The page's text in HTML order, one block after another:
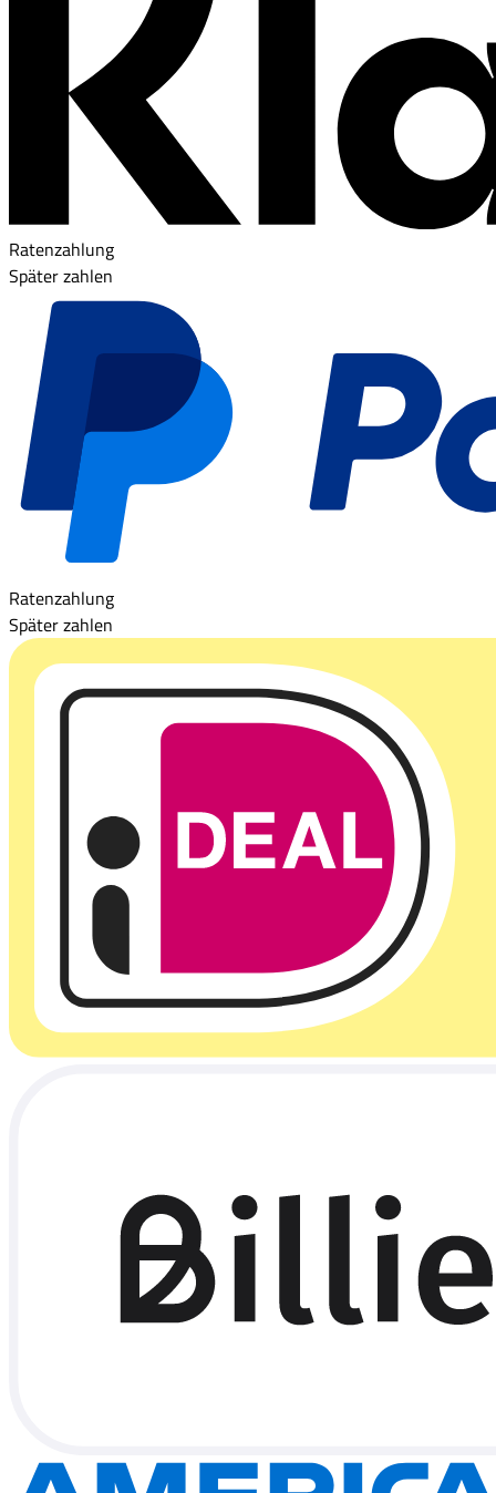
Ratenzahlung
Später zahlen
Ratenzahlung
Später zahlen